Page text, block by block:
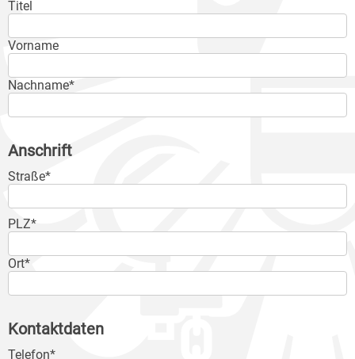
Titel
Vorname
Nachname*
Anschrift
Straße*
PLZ*
Ort*
Kontaktdaten
Telefon*